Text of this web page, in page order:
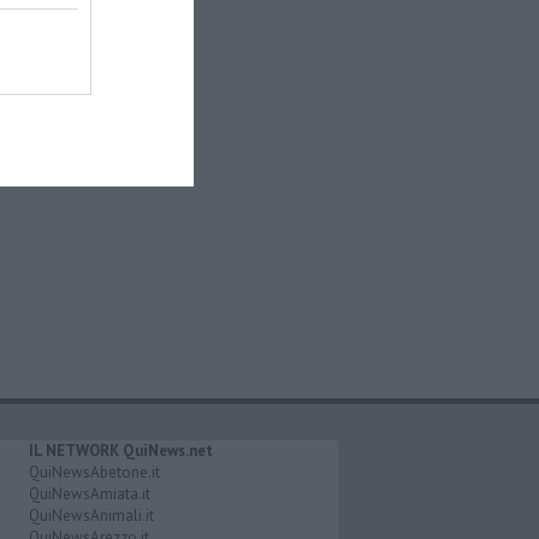
IL NETWORK QuiNews.net
QuiNewsAbetone.it
QuiNewsAmiata.it
QuiNewsAnimali.it